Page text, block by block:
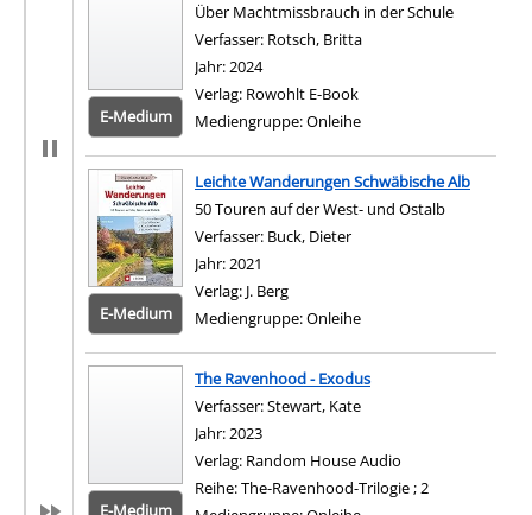
E-Medium
Über Machtmissbrauch in der Schule
Verfasser: Rotsch, Britta
Jahr:2024
Verlag: Rowohlt E-Book
Mediengruppe:Onleihe
E-Medium
Leichte Wanderungen Schwäbische Alb
50 Touren auf der West- und Ostalb
Verfasser: Buck, Dieter
Jahr:2021
Verlag: J. Berg
Mediengruppe:Onleihe
E-Medium
The Ravenhood - Exodus
Verfasser:Stewart, Kate
Jahr:2023
Verlag: Random House Audio
Reihe:The-Ravenhood-Trilogie ; 2